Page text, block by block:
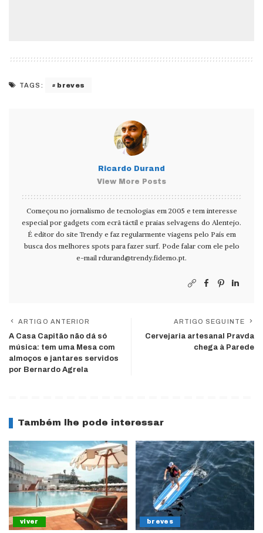
TAGS: breves
Ricardo Durand
View More Posts
Começou no jornalismo de tecnologias em 2005 e tem interesse
especial por gadgets com ecrã táctil e praias selvagens do Alentejo.
É editor do site Trendy e faz regularmente viagens pelo País em
busca dos melhores spots para fazer surf. Pode falar com ele pelo
e-mail rdurand@trendy.fidemo.pt.
ARTIGO ANTERIOR
A Casa Capitão não dá só
música: tem uma Mesa com
almoços e jantares servidos
por Bernardo Agrela
ARTIGO SEGUINTE
Cervejaria artesanal Pravda
chega à Parede
Também lhe pode interessar
viver breves